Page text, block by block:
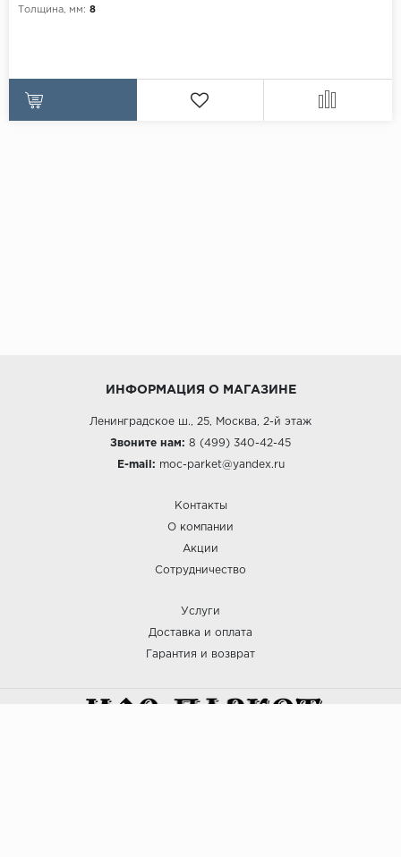
Толщина, мм: 8
ИНФОРМАЦИЯ О МАГАЗИНЕ
Ленинградское ш., 25, Москва, 2-й этаж
Звоните нам: 8 (499) 340-42-45
E-mail: moc-parket@yandex.ru
Контакты
О компании
Акции
Сотрудничество
Услуги
Доставка и оплата
Гарантия и возврат